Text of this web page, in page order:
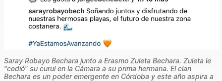
Saray Robayo Bechara junto a Erasmo Zuleta Bechara. Zuleta le
“cedió” su curul en la Cámara a su prima hermana. El clan
Bechara es un poder emergente en Córdoba y este año aspira a